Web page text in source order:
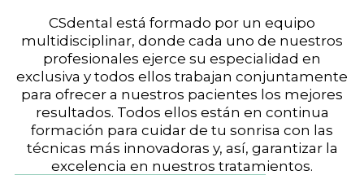
CSdental está formado por un equipo
multidisciplinar, donde cada uno de nuestros
profesionales ejerce su especialidad en
exclusiva y todos ellos trabajan conjuntamente
para ofrecer a nuestros pacientes los mejores
resultados. Todos ellos están en continua
formación para cuidar de tu sonrisa con las
técnicas más innovadoras y, así, garantizar la
excelencia en nuestros tratamientos.